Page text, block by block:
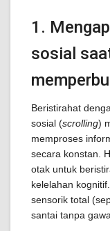
1.
sosial
Beristirahat
sosial (scrolling)
memproses
secara konstan.
otak untuk
kelelahan
sensorik total
santai tanpa